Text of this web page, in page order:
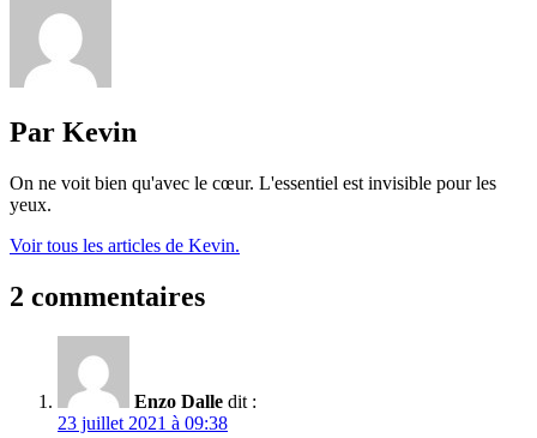
Par Kevin
On ne voit bien qu'avec le cœur. L'essentiel est invisible pour les
yeux.
Voir tous les articles de Kevin.
2 commentaires
Enzo Dalle dit :
23 juillet 2021 à 09:38